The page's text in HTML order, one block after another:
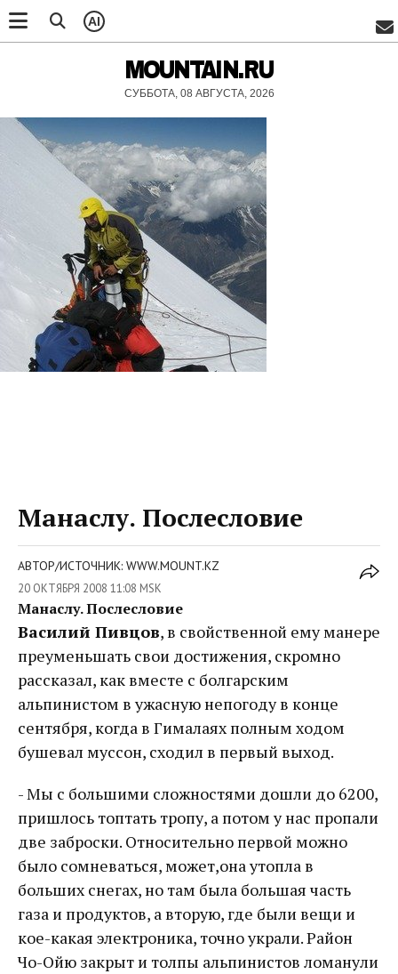
AI
MOUNTAIN.RU
СУББОТА, 08 АВГУСТА, 2026
Манаслу. Послесловие
АВТОР/ИСТОЧНИК: WWW.MOUNT.KZ
20 ОКТЯБРЯ 2008 11:08 MSK
Манаслу. Послесловие
Василий Пивцов, в свойственной ему манере
преуменьшать свои достижения, скромно
рассказал, как вместе с болгарским
альпинистом в ужасную непогоду в конце
сентября, когда в Гималаях полным ходом
бушевал муссон, сходил в первый выход.
- Мы с большими сложностями дошли до 6200,
пришлось топтать тропу, а потом у нас пропали
две заброски. Относительно первой можно
было сомневаться, может,она утопла в
больших снегах, но там была большая часть
газа и продуктов, а вторую, где были вещи и
кое-какая электроника, точно украли. Район
Чо-Ойю закрыт и толпы альпинистов ломанули